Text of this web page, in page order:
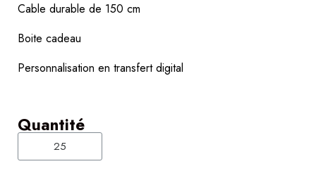
Cable durable de 150 cm
Boite cadeau
Personnalisation en transfert digital
Quantité